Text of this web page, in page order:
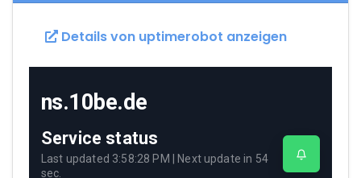
Details von uptimerobot anzeigen